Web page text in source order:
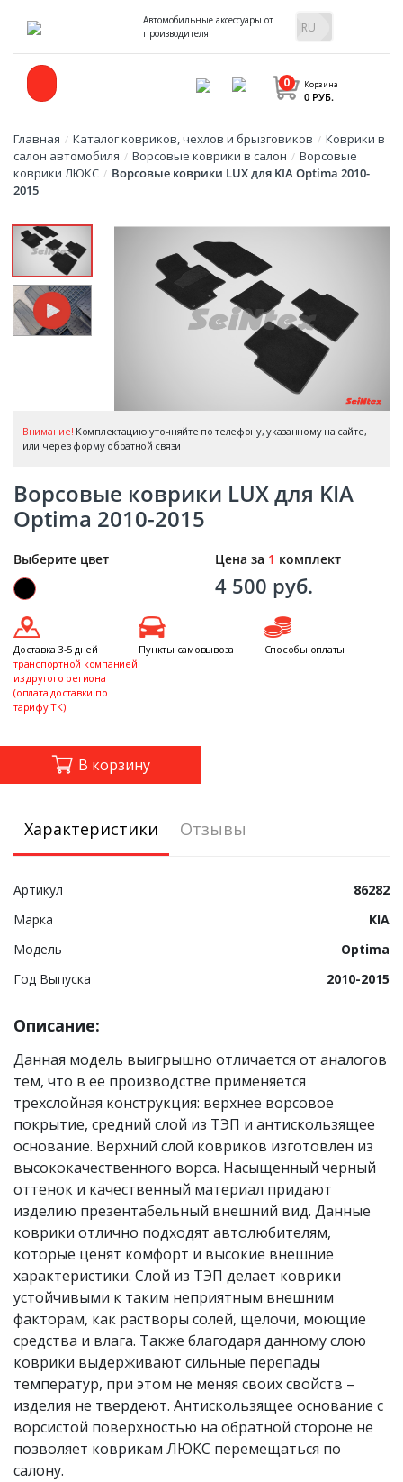
Автомобильные аксессуары от
производителя
Корзина
0
0 РУБ.
Главная / Каталог ковриков, чехлов и брызговиков / Коврики в
салон автомобиля / Ворсовые коврики в салон / Ворсовые
коврики ЛЮКС / Ворсовые коврики LUX для KIA Optima 2010-
2015
Внимание! Комплектацию уточняйте по телефону, указанному на сайте,
или через форму обратной связи
Ворсовые коврики LUX для KIA
Optima 2010-2015
Выберите цвет Цена за 1 комплект
4 500 руб.
В корзину
Доставка 3-5 дней
транспортной компанией
из другого региона
(оплата доставки по
тарифу ТК)
Пункты самовывоза Способы оплаты
Характеристики Отзывы
Артикул
86282
Марка
KIA
Модель
Optima
Год Выпуска
2010-2015
Описание:
Данная модель выигрышно отличается от аналогов
тем, что в ее производстве применяется
трехслойная конструкция: верхнее ворсовое
покрытие, средний слой из ТЭП и антискользящее
основание. Верхний слой ковриков изготовлен из
высококачественного ворса. Насыщенный черный
оттенок и качественный материал придают
изделию презентабельный внешний вид. Данные
коврики отлично подходят автолюбителям,
которые ценят комфорт и высокие внешние
характеристики. Слой из ТЭП делает коврики
устойчивыми к таким неприятным внешним
факторам, как растворы солей, щелочи, моющие
средства и влага. Также благодаря данному слою
коврики выдерживают сильные перепады
температур, при этом не меняя своих свойств –
изделия не твердеют. Антискользящее основание с
ворсистой поверхностью на обратной стороне не
позволяет коврикам ЛЮКС перемещаться по
салону.